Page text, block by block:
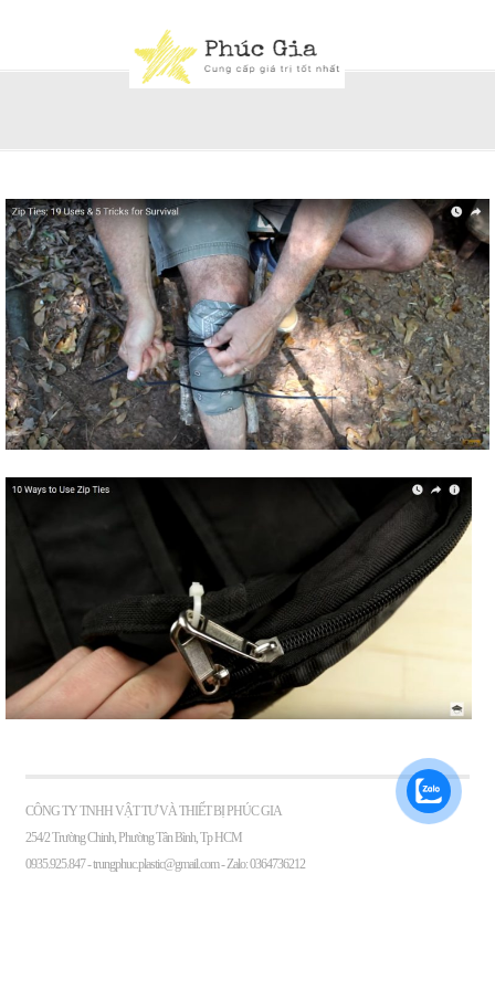
CÔNG TY TNHH VẬT TƯ VÀ THIẾT BỊ PHÚC GIA
254/2 Trường Chinh, Phường Tân Bình, Tp HCM
0935.925.847 -trungphuc.plastic@gmail.com- Zalo: 0364736212